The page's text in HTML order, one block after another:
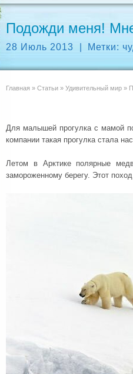
Подожди меня!
28 Июль 2013 Метки:
Главная » Статьи » Удивительный мир »
Для малышей прогулка с мамой
компании такая прогулка стала
Летом в Арктике полярные
замороженному берегу. Этот